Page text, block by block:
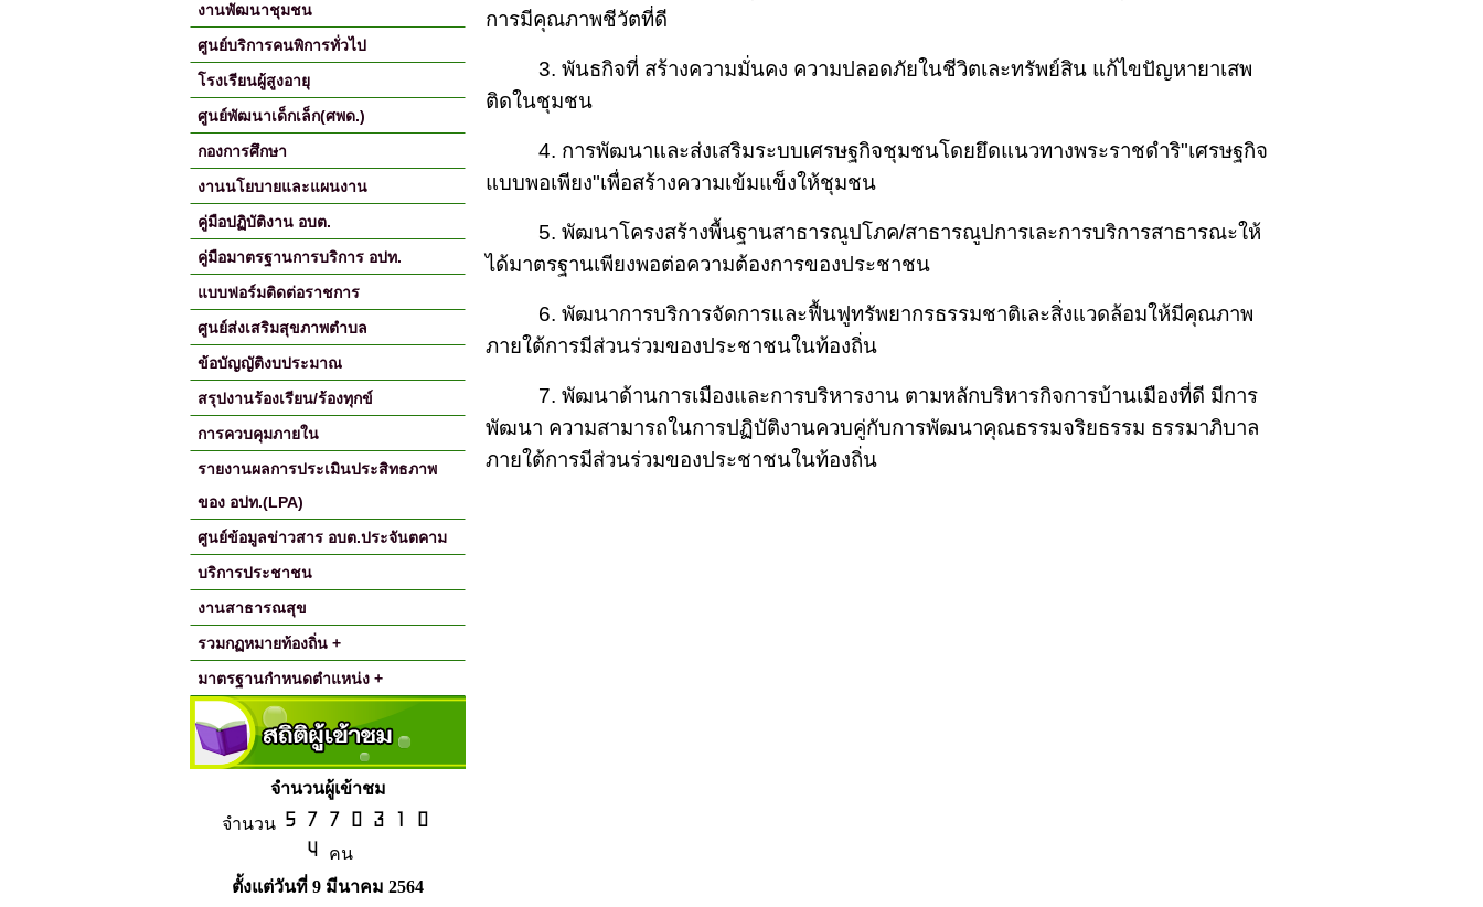
งานพัฒนาชุมชน
ศูนย์บริการคนพิการทั่วไป
โรงเรียนผู้สูงอายุ
ศูนย์พัฒนาเด็กเล็ก(ศพด.)
กองการศึกษา
งานนโยบายและแผนงาน
คู่มือปฏิบัติงาน อบต.
คู่มือมาตรฐานการบริการ อปท.
แบบฟอร์มติดต่อราชการ
ศูนย์ส่งเสริมสุขภาพตำบล
ข้อบัญญัติงบประมาณ
สรุปงานร้องเรียน/ร้องทุกข์
การควบคุมภายใน
รายงานผลการประเมินประสิทธภาพ
ของ อปท.(LPA)
ศูนย์ข้อมูลข่าวสาร อบต.ประจันตคาม
บริการประชาชน
งานสาธารณสุข
รวมกฏหมายท้องถิ่น +
มาตรฐานกำหนดตำแหน่ง +
จำนวนผู้เข้าชม
จำนวน
คน
ตั้งแต่วันที่ 9 มีนาคม 2564
การมีคุณภาพชีวัตที่ดี
3. พันธกิจที่ สร้างความมั่นคง ความปลอดภัยในชีวิตเละทรัพย์สิน แก้ไขปัญหายาเสพ
ติดในชุมชน
4. การพัฒนาและส่งเสริมระบบเศรษฐกิจชุมชนโดยยึดแนวทางพระราชดำริ"เศรษฐกิจ
แบบพอเพียง"เพื่อสร้างความเข้มแข็งให้ชุมชน
5. พัฒนาโครงสร้างพื้นฐานสาธารณูปโภค/สาธารณูปการเละการบริการสาธารณะให้
ได้มาตรฐานเพียงพอต่อความต้องการของประชาชน
6. พัฒนาการบริการจัดการและฟื้นฟูทรัพยากรธรรมชาติเละสิ่งแวดล้อมให้มีคุณภาพ
ภายใต้การมีส่วนร่วมของประชาชนในท้องถิ่น
7. พัฒนาด้านการเมืองและการบริหารงาน ตามหลักบริหารกิจการบ้านเมืองที่ดี มีการ
พัฒนา ความสามารถในการปฏิบัติงานควบคู่กับการพัฒนาคุณธรรมจริยธรรม ธรรมาภิบาล
ภายใต้การมีส่วนร่วมของประชาชนในท้องถิ่น